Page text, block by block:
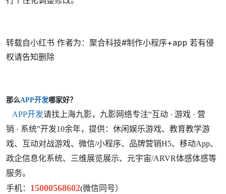
转载自小红书 作者为：聚合科技#制作小程序+app 若有侵
权请告知删除
那么APP开发哪家好？
APP开发请找上海九影，九影网络专注“互动 · 游戏 · 营
销 · 系统”开发10余年，提供：休闲娱乐游戏、教育教学游
戏、互动对战游戏、微信/小程序、品牌营销H5、移动App、
政企信息化系统、三维展览展示、元宇宙/ARVR体感体感等
服务。
手机： 15000568602(微信同号）